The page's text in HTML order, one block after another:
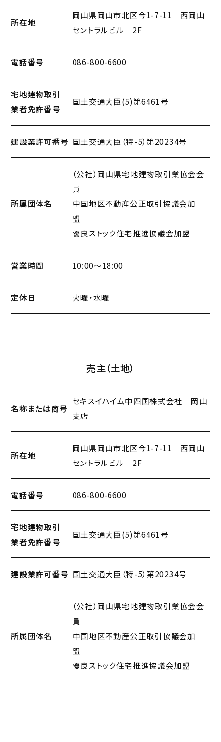
所在地
岡山県岡山市北区今1-7-11 西岡山
セントラルビル 2F
電話番号 086-800-6600
宅地建物取引
業者免許番号
国土交通大臣(5)第6461号
建設業許可番号 国土交通大臣（特-5）第20234号
所属団体名
（公社）岡山県宅地建物取引業協会会
員
中国地区不動産公正取引協議会加
盟
優良ストック住宅推進協議会加盟
営業時間 10:00～18:00
定休日 火曜・水曜
売主（土地）
名称または商号
セキスイハイム中四国株式会社 岡山
支店
所在地
岡山県岡山市北区今1-7-11 西岡山
セントラルビル 2F
電話番号 086-800-6600
宅地建物取引
業者免許番号
国土交通大臣(5)第6461号
建設業許可番号 国土交通大臣（特-5）第20234号
所属団体名
（公社）岡山県宅地建物取引業協会会
員
中国地区不動産公正取引協議会加
盟
優良ストック住宅推進協議会加盟